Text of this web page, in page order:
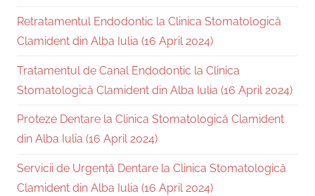
Retratamentul Endodontic la Clinica Stomatologică
Clamident din Alba Iulia (16 April 2024)
Tratamentul de Canal Endodontic la Clinica
Stomatologică Clamident din Alba Iulia (16 April 2024)
Proteze Dentare la Clinica Stomatologică Clamident
din Alba Iulia (16 April 2024)
Servicii de Urgență Dentare la Clinica Stomatologică
Clamident din Alba Iulia (16 April 2024)